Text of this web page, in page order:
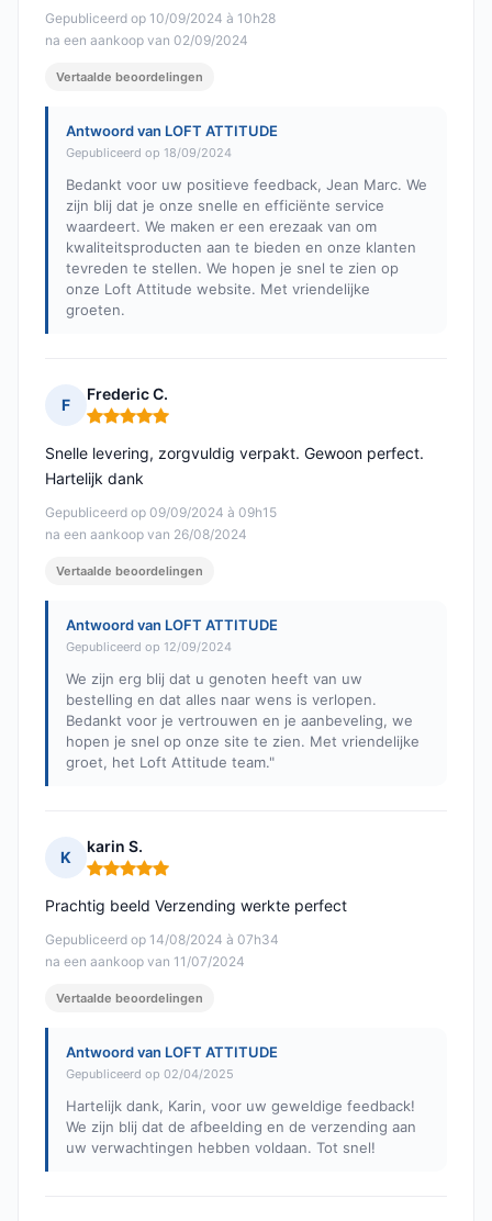
Gepubliceerd op 10/09/2024 à 10h28
na een aankoop van 02/09/2024
Vertaalde beoordelingen
Antwoord van LOFT ATTITUDE
Gepubliceerd op 18/09/2024
Bedankt voor uw positieve feedback, Jean Marc. We
zijn blij dat je onze snelle en efficiënte service
waardeert. We maken er een erezaak van om
kwaliteitsproducten aan te bieden en onze klanten
tevreden te stellen. We hopen je snel te zien op
onze Loft Attitude website. Met vriendelijke
groeten.
F
Frederic C.
Opmerking: 5 van 5
Gepubliceerd op 09/09/2024 à 09h15
na een aankoop van 26/08/2024
Snelle levering, zorgvuldig verpakt. Gewoon perfect.
Hartelijk dank
Vertaalde beoordelingen
Antwoord van LOFT ATTITUDE
Gepubliceerd op 12/09/2024
We zijn erg blij dat u genoten heeft van uw
bestelling en dat alles naar wens is verlopen.
Bedankt voor je vertrouwen en je aanbeveling, we
hopen je snel op onze site te zien. Met vriendelijke
groet, het Loft Attitude team."
K
karin S.
Opmerking: 5 van 5
Gepubliceerd op 14/08/2024 à 07h34
na een aankoop van 11/07/2024
Prachtig beeld Verzending werkte perfect
Vertaalde beoordelingen
Antwoord van LOFT ATTITUDE
Gepubliceerd op 02/04/2025
Hartelijk dank, Karin, voor uw geweldige feedback!
We zijn blij dat de afbeelding en de verzending aan
uw verwachtingen hebben voldaan. Tot snel!